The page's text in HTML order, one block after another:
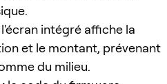
l'écran intégré affiche la
et le montant, prévenant
du milieu.